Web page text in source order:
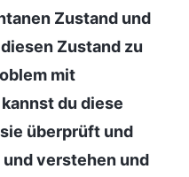
Zustand und
Zustand zu
mit
du diese
überprüft und
verstehen und